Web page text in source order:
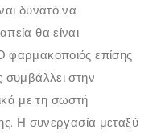
δυνατό να
θα είναι
φαρμακοποιός επίσης
συμβάλλει στην
με τη σωστή
Η συνεργασία μεταξύ